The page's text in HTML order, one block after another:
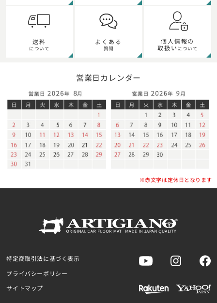
送料
について
よくある
質問
個人情報の
取扱い について
営業日カレンダー
※赤文字は定休日となります
特定商取引法に基づく表示
プライバシーポリシー
サイトマップ